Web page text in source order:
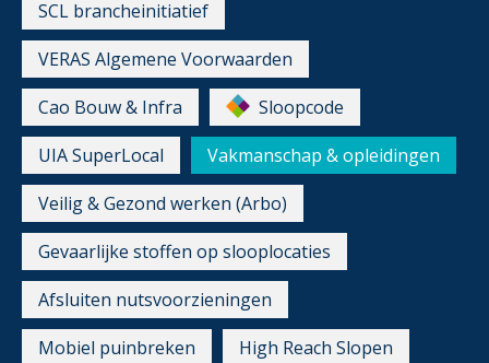
SCL brancheinitiatief
VERAS Algemene Voorwaarden
Cao Bouw & Infra
Sloopcode
UIA SuperLocal
Vakmanschap & opleidingen
Veilig & Gezond werken (Arbo)
Gevaarlijke stoffen op slooplocaties
Afsluiten nutsvoorzieningen
Mobiel puinbreken
High Reach Slopen